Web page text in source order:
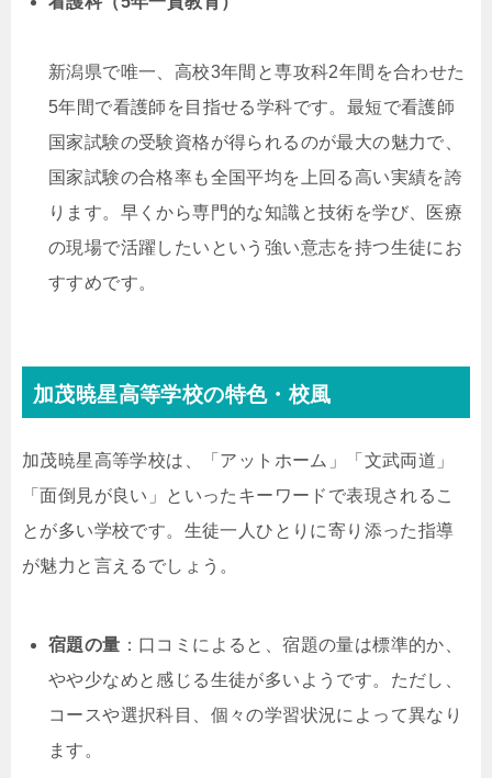
新潟県で唯一、高校3年間と専攻科2年間を合わせた
5年間で看護師を目指せる学科です。最短で看護師
国家試験の受験資格が得られるのが最大の魅力で、
国家試験の合格率も全国平均を上回る高い実績を誇
ります。早くから専門的な知識と技術を学び、医療
の現場で活躍したいという強い意志を持つ生徒にお
すすめです。
加茂暁星高等学校の特色・校風
加茂暁星高等学校は、「アットホーム」「文武両道」
「面倒見が良い」といったキーワードで表現されるこ
とが多い学校です。生徒一人ひとりに寄り添った指導
が魅力と言えるでしょう。
宿題の量 ：口コミによると、宿題の量は標準的か、
やや少なめと感じる生徒が多いようです。ただし、
コースや選択科目、個々の学習状況によって異なり
ます。